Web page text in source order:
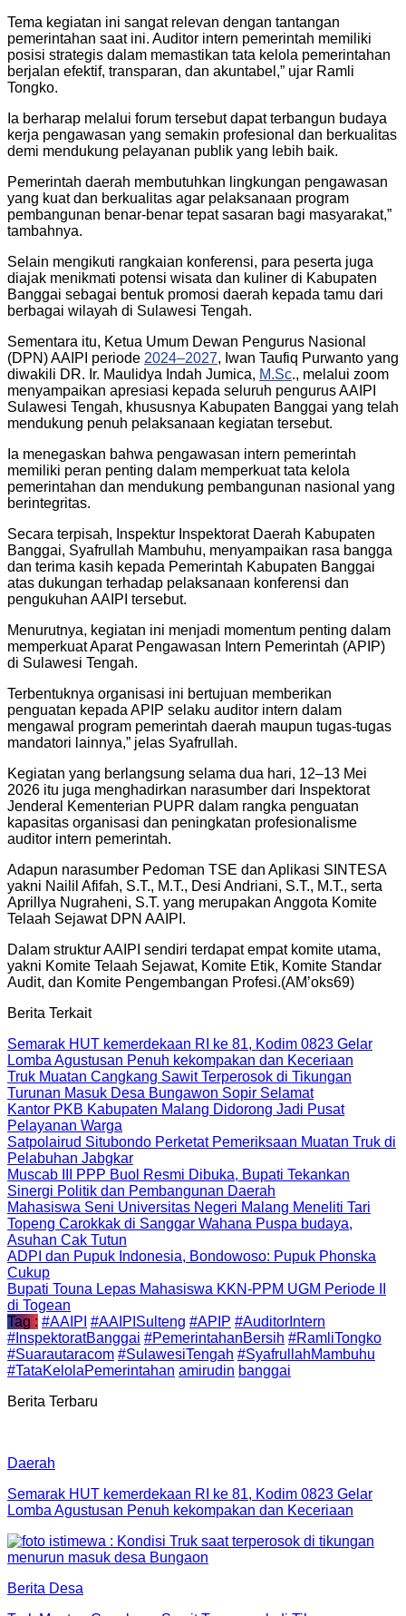
Tema kegiatan ini sangat relevan dengan tantangan
pemerintahan saat ini. Auditor intern pemerintah memiliki
posisi strategis dalam memastikan tata kelola pemerintahan
berjalan efektif, transparan, dan akuntabel,” ujar Ramli
Tongko.
Ia berharap melalui forum tersebut dapat terbangun budaya
kerja pengawasan yang semakin profesional dan berkualitas
demi mendukung pelayanan publik yang lebih baik.
Pemerintah daerah membutuhkan lingkungan pengawasan
yang kuat dan berkualitas agar pelaksanaan program
pembangunan benar-benar tepat sasaran bagi masyarakat,”
tambahnya.
Selain mengikuti rangkaian konferensi, para peserta juga
diajak menikmati potensi wisata dan kuliner di Kabupaten
Banggai sebagai bentuk promosi daerah kepada tamu dari
berbagai wilayah di Sulawesi Tengah.
Sementara itu, Ketua Umum Dewan Pengurus Nasional
(DPN) AAIPI periode 2024–2027, Iwan Taufiq Purwanto yang
diwakili DR. Ir. Maulidya Indah Jumica, M.Sc., melalui zoom
menyampaikan apresiasi kepada seluruh pengurus AAIPI
Sulawesi Tengah, khususnya Kabupaten Banggai yang telah
mendukung penuh pelaksanaan kegiatan tersebut.
Ia menegaskan bahwa pengawasan intern pemerintah
memiliki peran penting dalam memperkuat tata kelola
pemerintahan dan mendukung pembangunan nasional yang
berintegritas.
Secara terpisah, Inspektur Inspektorat Daerah Kabupaten
Banggai, Syafrullah Mambuhu, menyampaikan rasa bangga
dan terima kasih kepada Pemerintah Kabupaten Banggai
atas dukungan terhadap pelaksanaan konferensi dan
pengukuhan AAIPI tersebut.
Menurutnya, kegiatan ini menjadi momentum penting dalam
memperkuat Aparat Pengawasan Intern Pemerintah (APIP)
di Sulawesi Tengah.
Terbentuknya organisasi ini bertujuan memberikan
penguatan kepada APIP selaku auditor intern dalam
mengawal program pemerintah daerah maupun tugas-tugas
mandatori lainnya,” jelas Syafrullah.
Kegiatan yang berlangsung selama dua hari, 12–13 Mei
2026 itu juga menghadirkan narasumber dari Inspektorat
Jenderal Kementerian PUPR dalam rangka penguatan
kapasitas organisasi dan peningkatan profesionalisme
auditor intern pemerintah.
Adapun narasumber Pedoman TSE dan Aplikasi SINTESA
yakni Nailil Afifah, S.T., M.T., Desi Andriani, S.T., M.T., serta
Aprillya Nugraheni, S.T. yang merupakan Anggota Komite
Telaah Sejawat DPN AAIPI.
Dalam struktur AAIPI sendiri terdapat empat komite utama,
yakni Komite Telaah Sejawat, Komite Etik, Komite Standar
Audit, dan Komite Pengembangan Profesi.(AM’oks69)
Berita Terkait
Semarak HUT kemerdekaan RI ke 81, Kodim 0823 Gelar
Lomba Agustusan Penuh kekompakan dan Keceriaan
Truk Muatan Cangkang Sawit Terperosok di Tikungan
Turunan Masuk Desa Bungawon Sopir Selamat
Kantor PKB Kabupaten Malang Didorong Jadi Pusat
Pelayanan Warga
Satpolairud Situbondo Perketat Pemeriksaan Muatan Truk di
Pelabuhan Jabgkar
Muscab III PPP Buol Resmi Dibuka, Bupati Tekankan
Sinergi Politik dan Pembangunan Daerah
Mahasiswa Seni Universitas Negeri Malang Meneliti Tari
Topeng Carokkak di Sanggar Wahana Puspa budaya,
Asuhan Cak Tutun
ADPI dan Pupuk Indonesia, Bondowoso: Pupuk Phonska
Cukup
Bupati Touna Lepas Mahasiswa KKN-PPM UGM Periode II
di Togean
Tag : #AAIPI #AAIPISulteng #APIP #AuditorIntern
#InspektoratBanggai #PemerintahanBersih #RamliTongko
#Suarautaracom #SulawesiTengah #SyafrullahMambuhu
#TataKelolaPemerintahan amirudin banggai
Berita Terbaru
Daerah
Semarak HUT kemerdekaan RI ke 81, Kodim 0823 Gelar
Lomba Agustusan Penuh kekompakan dan Keceriaan
Berita Desa